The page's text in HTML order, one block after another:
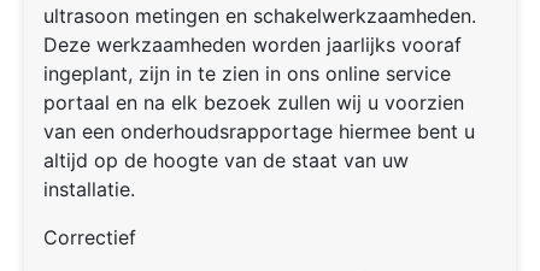
ultrasoon metingen en schakelwerkzaamheden.
Deze werkzaamheden worden jaarlijks vooraf
ingeplant, zijn in te zien in ons online service
portaal en na elk bezoek zullen wij u voorzien
van een onderhoudsrapportage hiermee bent u
altijd op de hoogte van de staat van uw
installatie.
Correctief